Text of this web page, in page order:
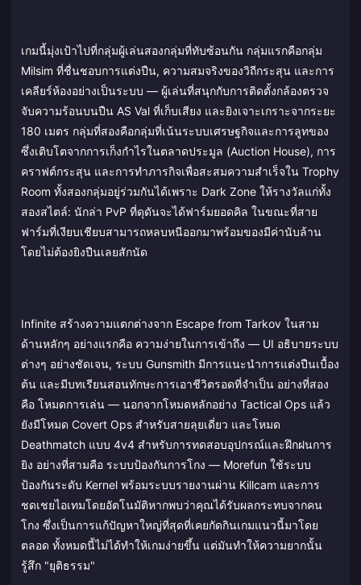
เกมนี้มุ่งเป้าไปที่กลุ่มผู้เล่นสองกลุ่มที่ทับซ้อนกัน กลุ่มแรกคือกลุ่ม
Milsim ที่ชื่นชอบการแต่งปืน, ความสมจริงของวิถีกระสุน และการ
เคลียร์ห้องอย่างเป็นระบบ — ผู้เล่นที่สนุกกับการติดตั้งกล้องตรวจ
จับความร้อนบนปืน AS Val ที่เก็บเสียง และยิงเจาะเกราะจากระยะ
180 เมตร กลุ่มที่สองคือกลุ่มที่เน้นระบบเศรษฐกิจและการลูทของ
ซึ่งเติบโตจากการเก็งกำไรในตลาดประมูล (Auction House), การ
คราฟต์กระสุน และการทำภารกิจเพื่อสะสมความสำเร็จใน Trophy
Room ทั้งสองกลุ่มอยู่ร่วมกันได้เพราะ Dark Zone ให้รางวัลแก่ทั้ง
สองสไตล์: นักล่า PvP ที่ดุดันจะได้ฟาร์มยอดคิล ในขณะที่สาย
ฟาร์มที่เงียบเชียบสามารถหลบหนีออกมาพร้อมของมีค่านับล้าน
โดยไม่ต้องยิงปืนเลยสักนัด
Infinite สร้างความแตกต่างจาก Escape from Tarkov ในสาม
ด้านหลักๆ อย่างแรกคือ ความง่ายในการเข้าถึง — UI อธิบายระบบ
ต่างๆ อย่างชัดเจน, ระบบ Gunsmith มีการแนะนำการแต่งปืนเบื้อง
ต้น และมีบทเรียนสอนทักษะการเอาชีวิตรอดที่จำเป็น อย่างที่สอง
คือ โหมดการเล่น — นอกจากโหมดหลักอย่าง Tactical Ops แล้ว
ยังมีโหมด Covert Ops สำหรับสายลุยเดี่ยว และโหมด
Deathmatch แบบ 4v4 สำหรับการทดสอบอุปกรณ์และฝึกฝนการ
ยิง อย่างที่สามคือ ระบบป้องกันการโกง — Morefun ใช้ระบบ
ป้องกันระดับ Kernel พร้อมระบบรายงานผ่าน Killcam และการ
ชดเชยไอเทมโดยอัตโนมัติหากพบว่าคุณได้รับผลกระทบจากคน
โกง ซึ่งเป็นการแก้ปัญหาใหญ่ที่สุดที่เคยกัดกินเกมแนวนี้มาโดย
ตลอด ทั้งหมดนี้ไม่ได้ทำให้เกมง่ายขึ้น แต่มันทำให้ความยากนั้น
รู้สึก "ยุติธรรม"